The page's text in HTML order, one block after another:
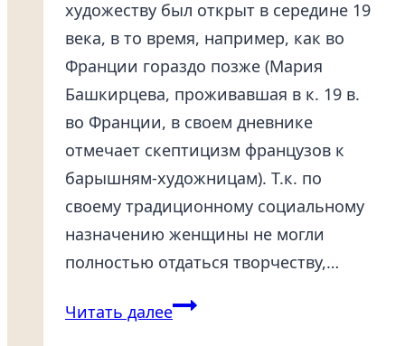
художеству был открыт в середине 19
века, в то время, например, как во
Франции гораздо позже (Мария
Башкирцева, проживавшая в к. 19 в.
во Франции, в своем дневнике
отмечает скептицизм французов к
барышням-художницам). Т.к. по
своему традиционному социальному
назначению женщины не могли
полностью отдаться творчеству,…
Читать далееРусские